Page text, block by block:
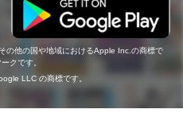
の他の国や地域におけるApple Inc.の商標で
クです。
LLC の商標です。